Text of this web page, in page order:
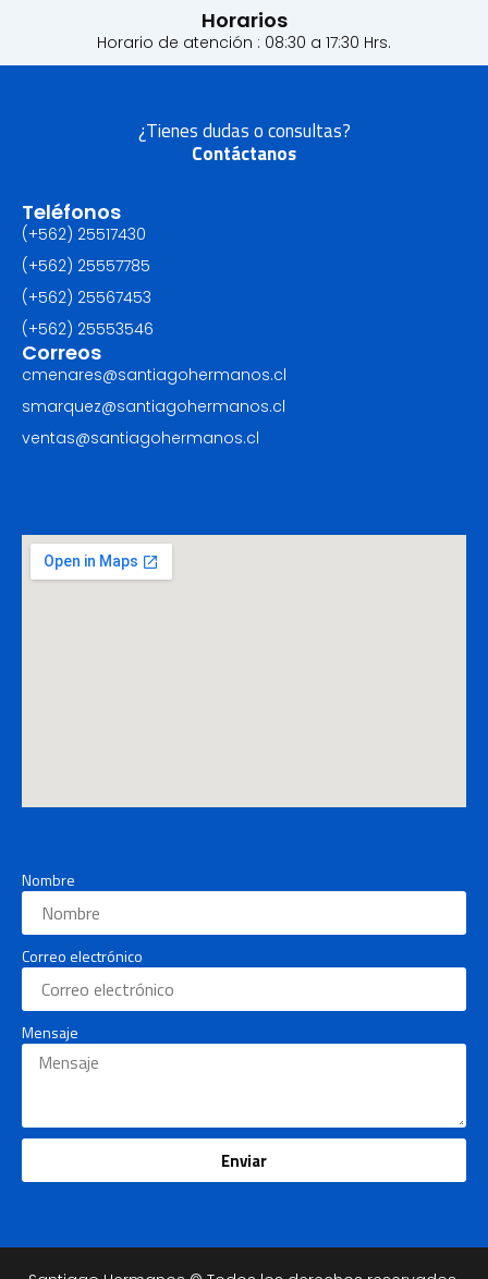
Horarios
Horario de atención : 08:30 a 17:30 Hrs.
¿Tienes dudas o consultas?
Contáctanos
Teléfonos
(+562) 25517430‬
(+562) 25557785
(+562) 25567453‬
(+562) ‪25553546
Correos
cmenares@santiagohermanos.cl
smarquez@santiagohermanos.cl
ventas@santiagohermanos.cl
Nombre
Correo electrónico
Mensaje
Enviar